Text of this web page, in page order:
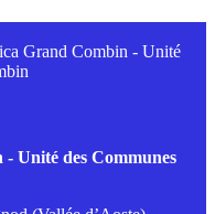
Grand Combin - Unité
Unité des Communes